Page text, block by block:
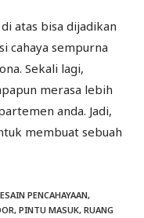
atas bisa dijadikan
cahaya sempurna
Sekali lagi,
merasa lebih
anda. Jadi,
membuat sebuah
PENCAHAYAAN,
, PINTU MASUK, RUANG